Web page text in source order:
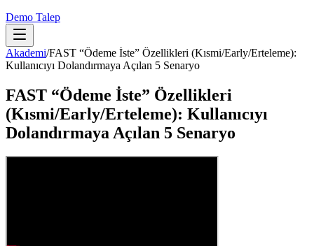
Demo Talep
Akademi/FAST “Ödeme İste” Özellikleri (Kısmi/Early/Erteleme):
Kullanıcıyı Dolandırmaya Açılan 5 Senaryo
FAST “Ödeme İste” Özellikleri
(Kısmi/Early/Erteleme): Kullanıcıyı
Dolandırmaya Açılan 5 Senaryo